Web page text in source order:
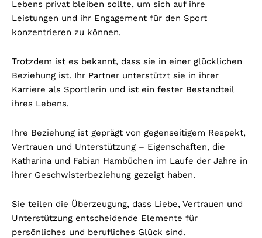
Lebens privat bleiben sollte, um sich auf ihre
Leistungen und ihr Engagement für den Sport
konzentrieren zu können.
Trotzdem ist es bekannt, dass sie in einer glücklichen
Beziehung ist. Ihr Partner unterstützt sie in ihrer
Karriere als Sportlerin und ist ein fester Bestandteil
ihres Lebens.
Ihre Beziehung ist geprägt von gegenseitigem Respekt,
Vertrauen und Unterstützung – Eigenschaften, die
Katharina und Fabian Hambüchen im Laufe der Jahre in
ihrer Geschwisterbeziehung gezeigt haben.
Sie teilen die Überzeugung, dass Liebe, Vertrauen und
Unterstützung entscheidende Elemente für
persönliches und berufliches Glück sind.